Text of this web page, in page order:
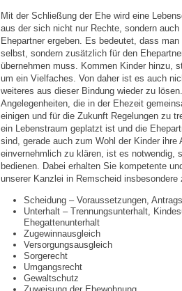
Mit der Schließung der Ehe wird eine
aus der sich nicht nur Rechte, sondern
Ehepartner ergeben. Es bedeutet, dass
selbst, sondern zusätzlich für den
übernehmen muss. Kommen Kinder hinzu,
um ein Vielfaches. Von daher ist es auch
weiteres aus dieser Bindung wieder zu
Angelegenheiten, die in der Ehezeit
einigen und für die Zukunft Regelungen zu
ein Lebenstraum geplatzt ist und die
sind, gerade auch zum Wohl der Kinder ihre
einvernehmlich zu klären, ist es notwendig,
bedienen. Dabei erhalten Sie kompetente
unserer Kanzlei in Remscheid insbesondere
Scheidung – Voraussetzungen,
Unterhalt – Trennungsunterhalt,
Ehegattenunterhalt
Zugewinnausgleich
Versorgungsausgleich
Sorgerecht
Umgangsrecht
Gewaltschutz